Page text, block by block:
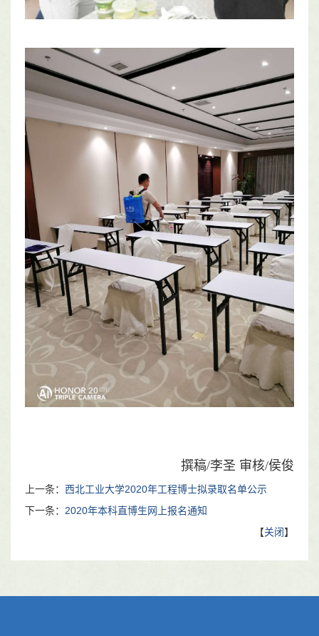
撰稿/李圣 审核/侯俊
上一条： 西北工业大学2020年工程博士拟录取名单公示
下一条： 2020年本科直博生网上报名通知
【关闭】